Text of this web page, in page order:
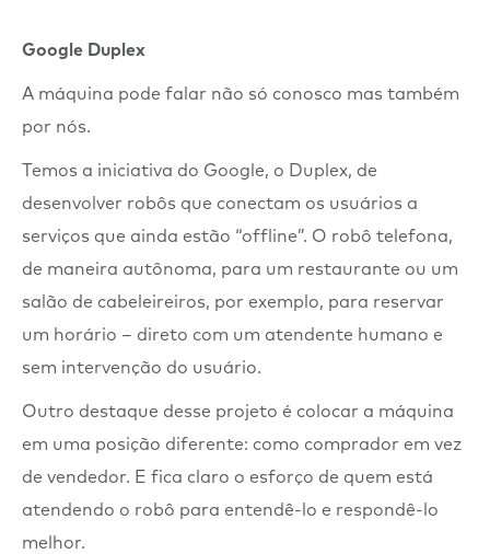
Google Duplex
A máquina pode falar não só conosco mas também
por nós.
Temos a iniciativa do Google, o Duplex, de
desenvolver robôs que conectam os usuários a
serviços que ainda estão “offline”. O robô telefona,
de maneira autônoma, para um restaurante ou um
salão de cabeleireiros, por exemplo, para reservar
um horário – direto com um atendente humano e
sem intervenção do usuário.
Outro destaque desse projeto é colocar a máquina
em uma posição diferente: como comprador em vez
de vendedor. E fica claro o esforço de quem está
atendendo o robô para entendê-lo e respondê-lo
melhor.